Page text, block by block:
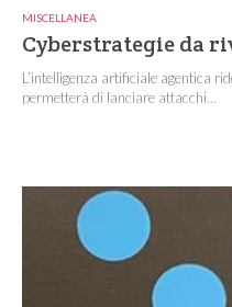
MISCELLANEA
Cyberstrategie da
L’intelligenza artificiale agentica
permetterà di lanciare attacchi...